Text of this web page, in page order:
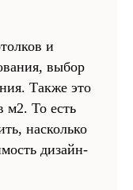
и
выбор
Также это
м2. То есть
насколько
дизайн-